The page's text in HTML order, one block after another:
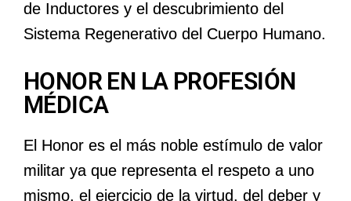
de Inductores y el descubrimiento del
Sistema Regenerativo del Cuerpo Humano.
HONOR EN LA PROFESIÓN
MÉDICA
El Honor es el más noble estímulo de valor
militar ya que representa el respeto a uno
mismo, el ejercicio de la virtud, del deber y